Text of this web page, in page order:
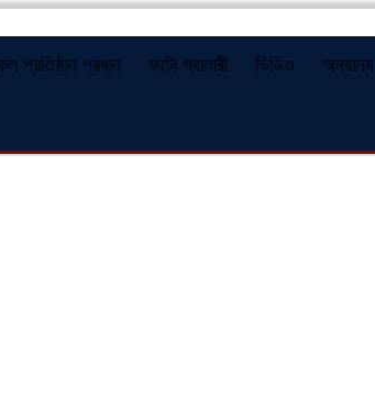
প্রতিষ্ঠান প্রধান ফটো গ্যালারী ভিডিও অন্যান্য